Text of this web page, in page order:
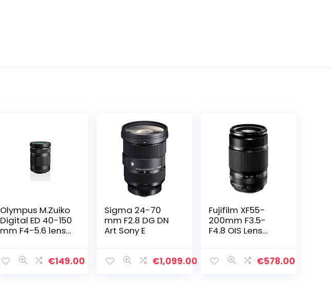
Olympus M.Zuiko
Digital ED 40-150
mm F4-5.6 lens,
alle MFT-
€149.00
Sigma 24-70
mm F2.8 DG DN
Art Sony E
€1,099.00
Fujifilm XF55-
200mm F3.5-
F4.8 OIS Lens
7.5 cm
€578.00